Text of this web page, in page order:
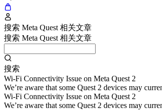
搜索 Meta Quest 相关文章
搜索 Meta Quest 相关文章
搜索
Wi-Fi Connectivity Issue on Meta Quest 2
We’re aware that some Quest 2 devices may
Wi-Fi Connectivity Issue on Meta Quest 2
We’re aware that some Quest 2 devices may